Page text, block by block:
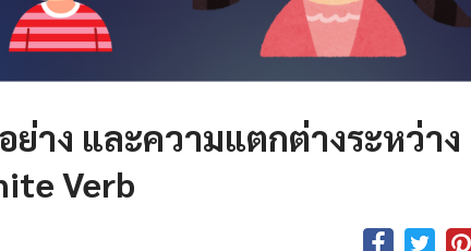
ย่าง และความแตกต่างระหว่าง
Verb